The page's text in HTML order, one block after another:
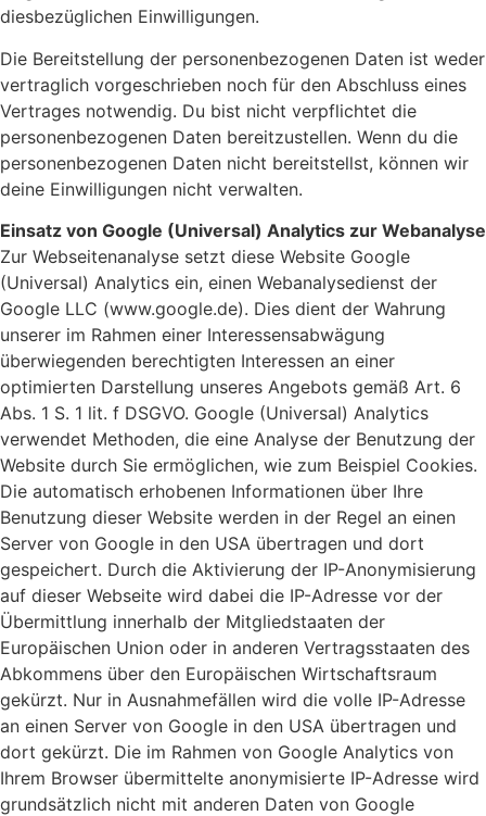
diesbezüglichen Einwilligungen.
Die Bereitstellung der personenbezogenen Daten ist weder
vertraglich vorgeschrieben noch für den Abschluss eines
Vertrages notwendig. Du bist nicht verpflichtet die
personenbezogenen Daten bereitzustellen. Wenn du die
personenbezogenen Daten nicht bereitstellst, können wir
deine Einwilligungen nicht verwalten.
Einsatz von Google (Universal) Analytics zur Webanalyse
Zur Webseitenanalyse setzt diese Website Google
(Universal) Analytics ein, einen Webanalysedienst der
Google LLC (www.google.de). Dies dient der Wahrung
unserer im Rahmen einer Interessensabwägung
überwiegenden berechtigten Interessen an einer
optimierten Darstellung unseres Angebots gemäß Art. 6
Abs. 1 S. 1 lit. f DSGVO. Google (Universal) Analytics
verwendet Methoden, die eine Analyse der Benutzung der
Website durch Sie ermöglichen, wie zum Beispiel Cookies.
Die automatisch erhobenen Informationen über Ihre
Benutzung dieser Website werden in der Regel an einen
Server von Google in den USA übertragen und dort
gespeichert. Durch die Aktivierung der IP-Anonymisierung
auf dieser Webseite wird dabei die IP-Adresse vor der
Übermittlung innerhalb der Mitgliedstaaten der
Europäischen Union oder in anderen Vertragsstaaten des
Abkommens über den Europäischen Wirtschaftsraum
gekürzt. Nur in Ausnahmefällen wird die volle IP-Adresse
an einen Server von Google in den USA übertragen und
dort gekürzt. Die im Rahmen von Google Analytics von
Ihrem Browser übermittelte anonymisierte IP-Adresse wird
grundsätzlich nicht mit anderen Daten von Google